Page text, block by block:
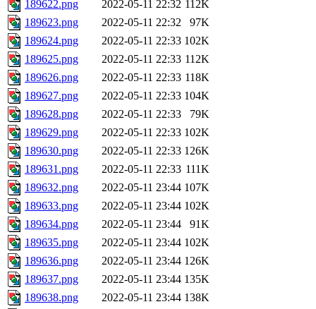
189622.png
2022-05-11 22:32 112K
189623.png
2022-05-11 22:32
97K
189624.png
2022-05-11 22:33 102K
189625.png
2022-05-11 22:33 112K
189626.png
2022-05-11 22:33 118K
189627.png
2022-05-11 22:33 104K
189628.png
2022-05-11 22:33
79K
189629.png
2022-05-11 22:33 102K
189630.png
2022-05-11 22:33 126K
189631.png
2022-05-11 22:33 111K
189632.png
2022-05-11 23:44 107K
189633.png
2022-05-11 23:44 102K
189634.png
2022-05-11 23:44
91K
189635.png
2022-05-11 23:44 102K
189636.png
2022-05-11 23:44 126K
189637.png
2022-05-11 23:44 135K
189638.png
2022-05-11 23:44 138K